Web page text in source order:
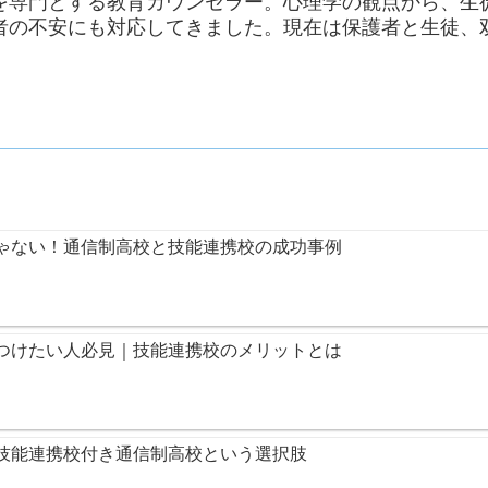
不安にも対応してきました。現在は保護者と生徒
ない！通信制高校と技能連携校の成功事例
けたい人必見｜技能連携校のメリットとは
能連携校付き通信制高校という選択肢